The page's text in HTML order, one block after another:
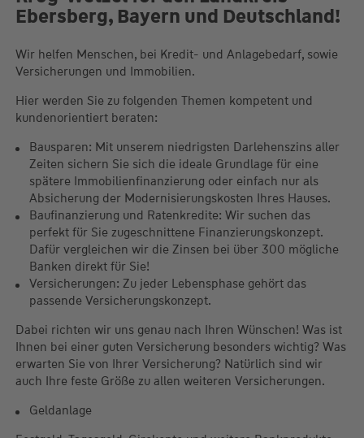
Ebersberg, Bayern und Deutschland!
Wir helfen Menschen, bei Kredit- und Anlagebedarf, sowie
Versicherungen und Immobilien.
Hier werden Sie zu folgenden Themen kompetent und
kundenorientiert beraten:
Bausparen: Mit unserem niedrigsten Darlehenszins aller
Zeiten sichern Sie sich die ideale Grundlage für eine
spätere Immobilienfinanzierung oder einfach nur als
Absicherung der Modernisierungskosten Ihres Hauses.
Baufinanzierung und Ratenkredite: Wir suchen das
perfekt für Sie zugeschnittene Finanzierungskonzept.
Dafür vergleichen wir die Zinsen bei über 300 mögliche
Banken direkt für Sie!
Versicherungen: Zu jeder Lebensphase gehört das
passende Versicherungskonzept.
Dabei richten wir uns genau nach Ihren Wünschen! Was ist
Ihnen bei einer guten Versicherung besonders wichtig? Was
erwarten Sie von Ihrer Versicherung? Natürlich sind wir
auch Ihre feste Größe zu allen weiteren Versicherungen.
Geldanlage